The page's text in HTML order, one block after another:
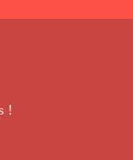
!